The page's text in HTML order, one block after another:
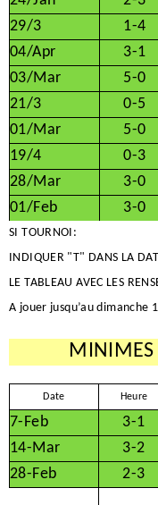
29/3
1-4
04/Apr
3-1
03/Mar
5-0
21/3
0-5
01/Mar
5-0
19/4
0-3
28/Mar
3-0
01/Feb
3-0
SI TOURNOI:
INDIQUER "T" DANS LA
LE TABLEAU AVEC LES
A jouer jusqu’au dimanche
MINIMES
Date Heure
7-Feb 3-1
14-Mar
3-2
28-Feb
2-3